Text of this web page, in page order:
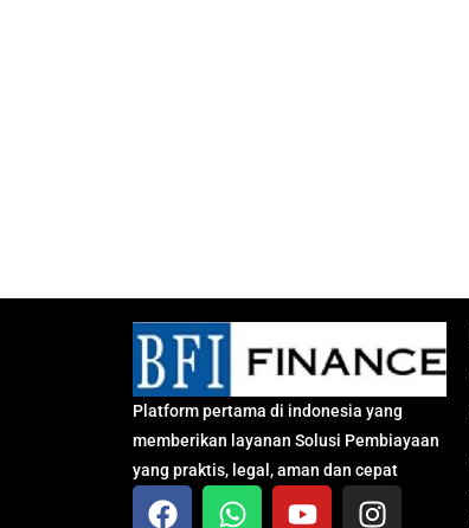
Platform pertama di indonesia yang
memberikan layanan Solusi Pembiayaan
yang praktis, legal, aman dan cepat